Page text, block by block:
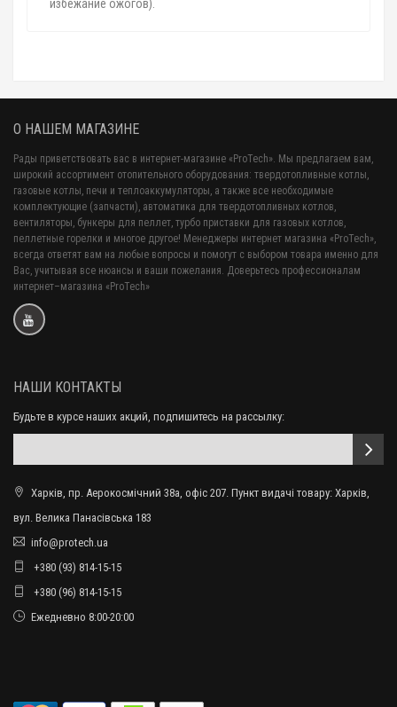
избежание ожогов).
О НАШЕМ МАГАЗИНЕ
Рады приветствовать вас в интернет-магазине «ProTech». Мы предлагаем вам,
широкий ассортимент отопительного оборудования: твердотопливные котлы,
газовые котлы, печи и теплоаккумуляторы, а также все необходимые
комплектующие (запчасти), автоматика для твердотопливных котлов,
вентиляторы, бункеры для пеллет, турбо приставки для газовых котлов,
пеллетные горелки и многое другое! Менеджеры интернет магазина «ProTech»,
всегда ответят вам на любые вопросы и помогут с выбором товара именно для
Вас, учитывая все нюансы и ваши пожелания. Доверьтесь профессионалам
интернет–магазина «ProTech»
НАШИ КОНТАКТЫ
Будьте в курсе наших акций, подпишитесь на рассылку:
Харків, пр. Аерокосмічний 38а, офіс 207. Пункт видачі товару: Харків,
вул. Велика Панасівська 183
info@protech.ua
+380 (93) 814-15-15
+380 (96) 814-15-15
Ежедневно 8:00-20:00